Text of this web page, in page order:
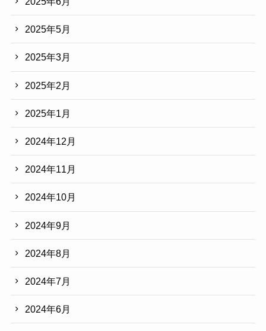
2025年5月
2025年3月
2025年2月
2025年1月
2024年12月
2024年11月
2024年10月
2024年9月
2024年8月
2024年7月
2024年6月